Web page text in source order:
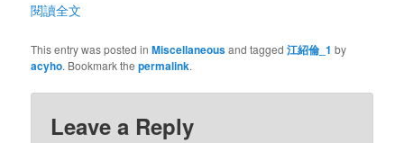
閱讀全文
This entry was posted inMiscellaneousand tagged江紹倫_1 by
acyho. Bookmark thepermalink.
Leave a Reply